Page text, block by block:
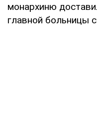
монархиню
главной больницы